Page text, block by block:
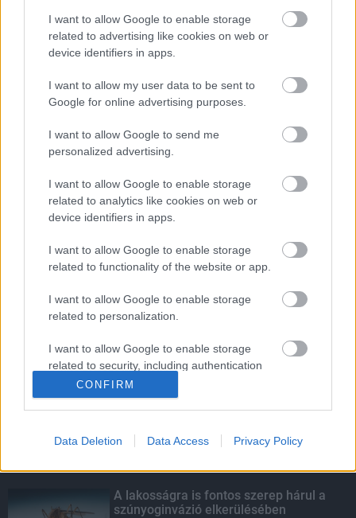
I want to allow Google to enable storage
related to advertising like cookies on web or
device identifiers in apps.
I want to allow my user data to be sent to
Google for online advertising purposes.
I want to allow Google to send me
personalized advertising.
I want to allow Google to enable storage
related to analytics like cookies on web or
device identifiers in apps.
I want to allow Google to enable storage
related to functionality of the website or app.
I want to allow Google to enable storage
related to personalization.
I want to allow Google to enable storage
related to security, including authentication
functionality and fraud prevention, and other
user protection.
CONFIRM
Data Deletion Data Access Privacy Policy
Európai színvonalú lett a felújított
Beszterce tér
Túlfogyasztás napja - július 30-ra
felhasználta az emberiség a Föld egész
évre elegendő erőforrásait
A lakosságra is fontos szerep hárul a
KIEMELT
Kecskeméten is szakirányú
Egyetem
A lakosságra is fontos szerep hárul a
szúnyoginvázió elkerülésében